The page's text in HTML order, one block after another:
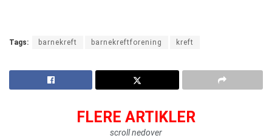
Tags: barnekreft barnekreftforening kreft
FLERE ARTIKLER
scroll nedover